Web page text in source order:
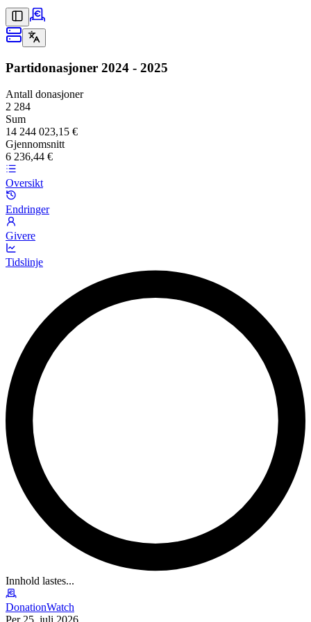
Partidonasjoner 2024 - 2025
Antall donasjoner
2 284
Sum
14 244 023,15 €
Gjennomsnitt
6 236,44 €
Oversikt
Endringer
Givere
Tidslinje
Innhold lastes...
DonationWatch
Per 25. juli 2026